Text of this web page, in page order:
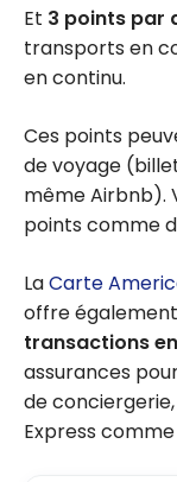
Et 3 points par
transports en
en continu.
Ces points
de voyage
même Airbnb).
points comme
LaCarte
offre également
transactions
assurances
de
Express